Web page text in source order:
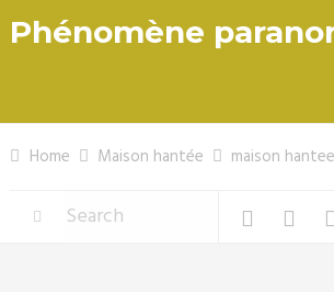
Phénomène
Home Maison hantée maison